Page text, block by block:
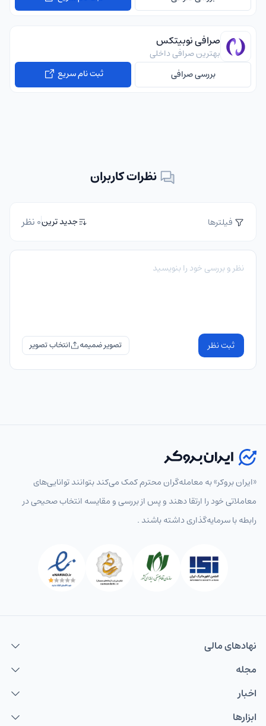
صرافی نوبیتکس
بهترین صرافی داخلی
بررسی صرافی
ثبت نام سریع
نظرات کاربران
فیلترها جدید ترین0 نظر
ثبت نظر تصویر ضمیمه
«ایران بروکر» به معامله‌گران محترم کمک می‌کند بتوانند توانایی‌های
معاملاتی خود را ارتقا دهند و پس از بررسی و مقایسه انتخاب‌ صحیحی در
رابطه با سرمایه‌گذاری داشته باشند .
نهاد‌های مالی
مجله
اخبار
ابزارها